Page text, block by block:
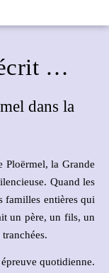
…
dans la
Quand les
familles entières qui
un père, un fils, un
quotidienne.